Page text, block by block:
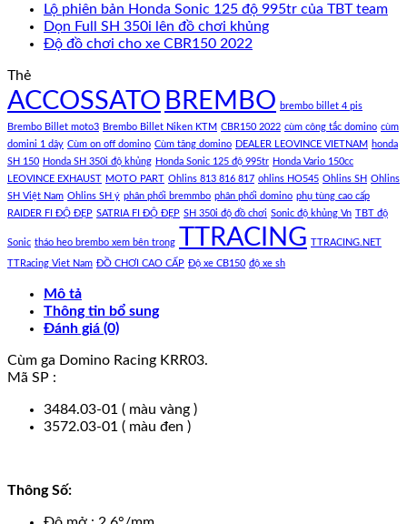
Lộ phiên bản Honda Sonic 125 độ 995tr của TBT team
Dọn Full SH 350i lên đồ chơi khủng
Độ đồ chơi cho xe CBR150 2022
Thẻ
ACCOSSATO BREMBO brembo billet 4 pis
Brembo Billet moto3 Brembo Billet Niken KTM CBR150 2022 cùm công tắc domino cùm
domini 1 dây Cùm on off domino Cùm tăng domino DEALER LEOVINCE VIETNAM honda
SH 150 Honda SH 350i độ khủng Honda Sonic 125 độ 995tr Honda Vario 150cc
LEOVINCE EXHAUST MOTO PART Ohlins 813 816 817 ohlins HO545 Ohlins SH Ohlins
SH Việt Nam Ohlins SH ý phân phối bremmbo phân phối domino phụ tùng cao cấp
RAIDER FI ĐỘ ĐẸP SATRIA FI ĐỘ ĐẸP SH 350i độ đồ chơi Sonic độ khủng Vn TBT độ
Sonic tháo heo brembo xem bên trong TTRACING TTRACING.NET
TTRacing Viet Nam ĐỒ CHƠI CAO CẤP Độ xe CB150 độ xe sh
Mô tả
Thông tin bổ sung
Đánh giá (0)
Cùm ga Domino Racing KRR03.
Mã SP :
3484.03-01 ( màu vàng )
3572.03-01 ( màu đen )
Thông Số: